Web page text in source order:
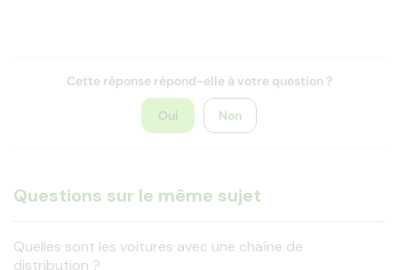
Cette réponse répond-elle à votre question ?
Oui Non
Questions sur le même sujet
Quelles sont les voitures avec une chaîne de
distribution ?